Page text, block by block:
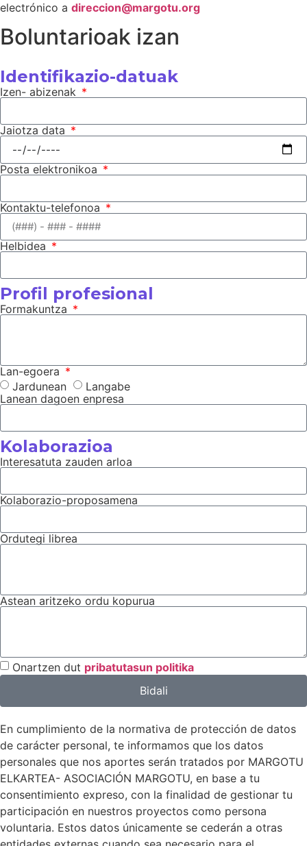
electrónico a direccion@margotu.org
Boluntarioak izan
Identifikazio-datuak
Izen- abizenak
Jaiotza data
Posta elektronikoa
Kontaktu-telefonoa
Helbidea
Profil profesional
Formakuntza
Lan-egoera
Jardunean
Langabe
Lanean dagoen enpresa
Kolaborazioa
Interesatuta zauden arloa
Kolaborazio-proposamena
Ordutegi librea
Astean aritzeko ordu kopurua
Onartzen dut pribatutasun politika
Bidali
En cumplimiento de la normativa de protección de datos
de carácter personal, te informamos que los datos
personales que nos aportes serán tratados por MARGOTU
ELKARTEA- ASOCIACIÓN MARGOTU, en base a tu
consentimiento expreso, con la finalidad de gestionar tu
participación en nuestros proyectos como persona
voluntaria. Estos datos únicamente se cederán a otras